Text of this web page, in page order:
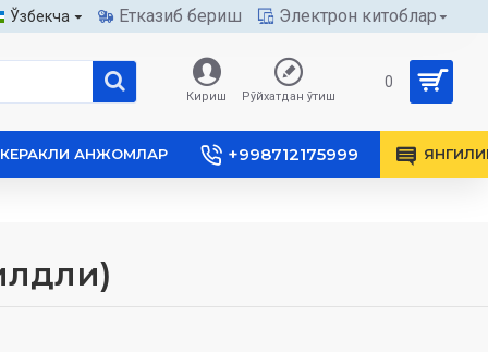
Ўзбекча Етказиб бериш Электрон китоблар
Кириш Рўйхатдан ўтиш
0
КЕРАКЛИ АНЖОМЛАР +998712175999